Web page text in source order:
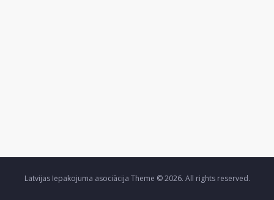
Latvijas Iepakojuma asociācija Theme © 2026. All rights reserved.